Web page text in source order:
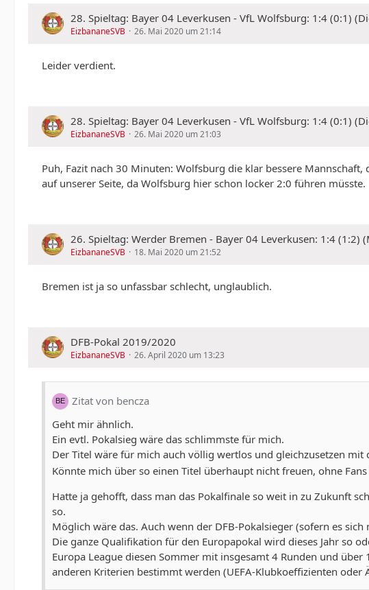
28. Spieltag: Bayer 04 Leverkusen - VfL Wolfsburg: 1:4 (0:1)
EizbananeSVB 26. Mai 2020 um 21:14
Leider verdient.
28. Spieltag: Bayer 04 Leverkusen - VfL Wolfsburg: 1:4 (0:1)
EizbananeSVB 26. Mai 2020 um 21:03
Puh, Fazit nach 30 Minuten: Wolfsburg die klar bessere
auf unserer Seite, da Wolfsburg hier schon locker 2:0 führen müsste.
26. Spieltag: Werder Bremen - Bayer 04 Leverkusen: 1:4 (1:2)
EizbananeSVB 18. Mai 2020 um 21:52
Bremen ist ja so unfassbar schlecht, unglaublich.
DFB-Pokal 2019/2020
EizbananeSVB 26. April 2020 um 13:23
Zitat von bencza
Geht mir ähnlich.
Ein evtl. Pokalsieg wäre das schlimmste für mich.
Der Titel wäre für mich auch völlig wertlos und gleichzusetzen
Könnte mich über so einen Titel überhaupt nicht freuen, ohne
Hatte ja gehofft, dass man das Pokalfinale so weit in zu Zukunft
so.
Möglich wäre das. Auch wenn der DFB-Pokalsieger (sofern es
Die ganze Qualifikation für den Europapokal wird dieses Jahr so
Europa League diesen Sommer mit insgesamt 4 Runden und
anderen Kriterien bestimmt werden (UEFA-Klubkoeffizienten oder